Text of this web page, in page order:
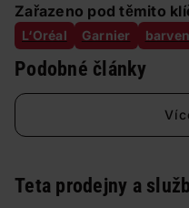
Zařazeno pod těmito
L‘Oréal Garnier
Podobné články
Teta prodejny a